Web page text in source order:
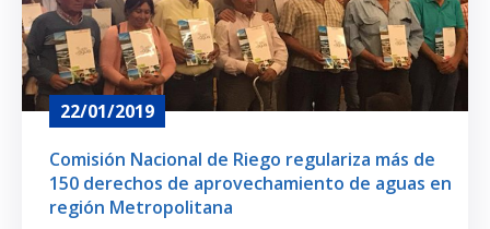
22/01/2019
Comisión Nacional de Riego regulariza más de
150 derechos de aprovechamiento de aguas en
región Metropolitana